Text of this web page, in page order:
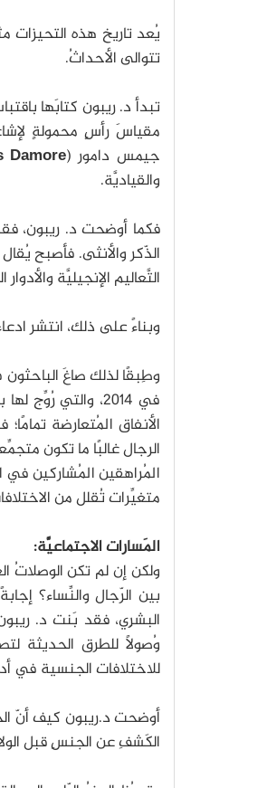
يُعد تاريخ هذه
تتوالى الأحداثُ.
تبدأ د. ريبون كتابَها
مقياسَ رأسٍ محمولةٍ
جيمس دامور (Damore
والقياديَّة.
فكما أوضحت د. ريبون،
الذّكر والأنثى. فأصبح
التَّعاليم الإنجيليَّة
وبناءً على ذلك، انتشر
وطِبقًا لذلك صاغَ الباحثون
في 2014، والتي
الأنفاق المُتعارضة
الرجال غالبًا ما تكون
المُراهقين المُشاركين في
متغيِّرات تُقلل من
المَسارات الاجتماعيَّة:
ولكن إن لم تكن الوصلاتُ
بين الرّجال والنِّساء؟
البشرِي، فقد بَنت د.
وُصولًا للطرق الحديثة
للاختلافات الجنسية في
أوضحت د.ريبون كيف أنّ
الكَشفِ عن الجنسِ قبل